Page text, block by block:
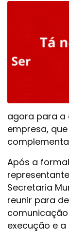
agora para
empresa,
Após a
Secretaria
reunir para
execução e